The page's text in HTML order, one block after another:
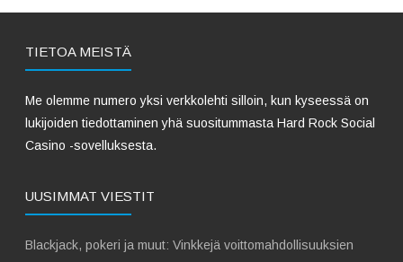
TIETOA MEISTÄ
Me olemme numero yksi verkkolehti silloin, kun kyseessä on
lukijoiden tiedottaminen yhä suositummasta Hard Rock Social
Casino -sovelluksesta.
UUSIMMAT VIESTIT
Blackjack, pokeri ja muut: Vinkkejä voittomahdollisuuksien